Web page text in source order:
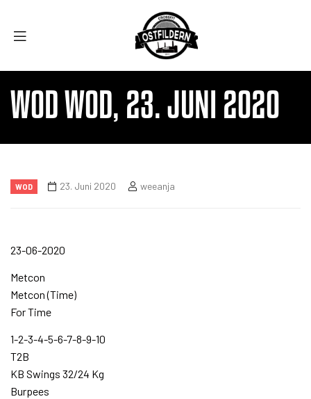
WOD WOD, 23. JUNI 2020
WOD 23. Juni 2020 weeanja
23-06-2020
Metcon
Metcon (Time)
For Time
1-2-3-4-5-6-7-8-9-10
T2B
KB Swings 32/24 Kg
Burpees